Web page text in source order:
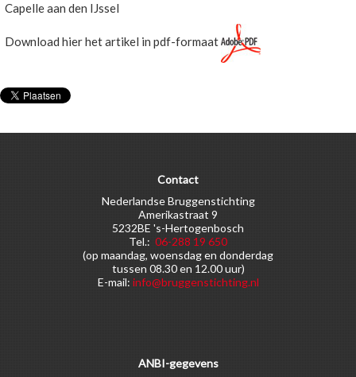
Capelle aan den IJssel
Download hier het artikel in pdf-formaat
Contact
Nederlandse Bruggenstichting
Amerikastraat 9
5232BE 's-Hertogenbosch
Tel.: 06-288 19 650
(op maandag, woensdag en donderdag
tussen 08.30 en 12.00 uur)
E-mail: info@bruggenstichting.nl
ANBI-gegevens